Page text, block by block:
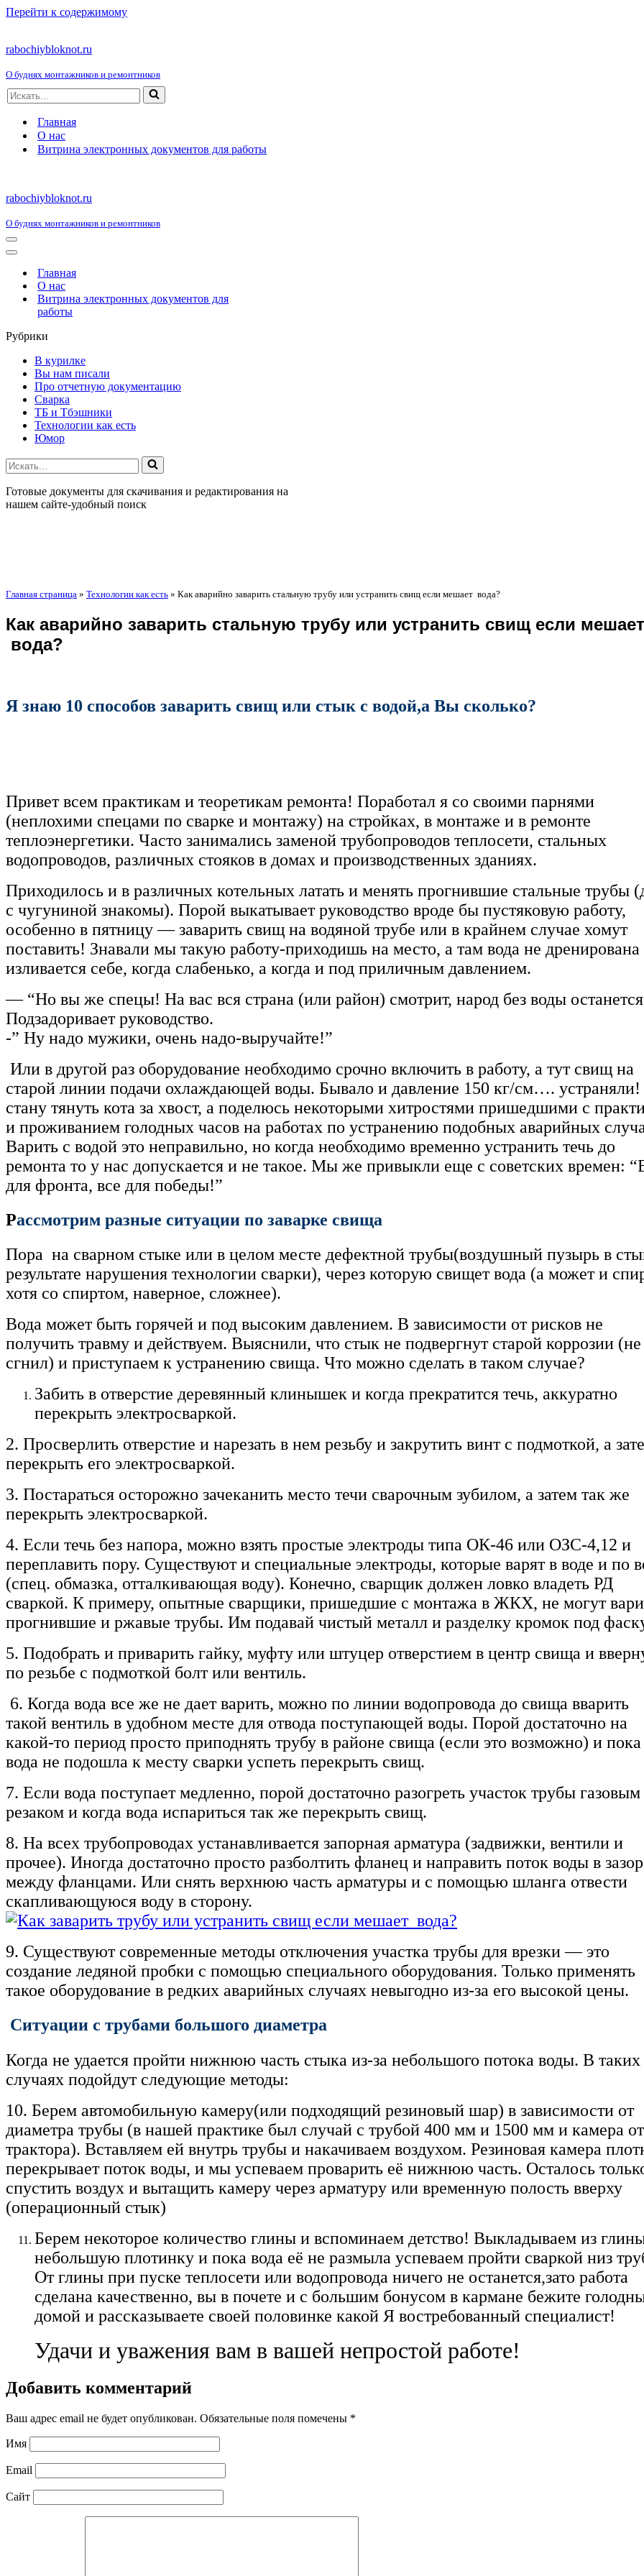
Перейти к содержимому
rabochiybloknot.ru
О буднях монтажников и ремонтников
Искать...
Главная
О нас
Витрина электронных документов для работы
rabochiybloknot.ru
О буднях монтажников и ремонтников
Меню
навигации
Меню
навигацииГлавная
О нас
Витрина электронных документов для
работы
Рубрики
В курилке
Вы нам писали
Про отчетную документацию
Сварка
ТБ и Тбэшники
Технологии как есть
Юмор
Искать...
Готовые документы для скачивания и редактирования на
нашем сайте-удобный поиск
Главная страница » Технологии как есть » Как аварийно заварить стальную трубу или устранить свищ если мешает вода?
Как аварийно заварить стальную трубу или устранить свищ если мешает
вода?
Я знаю 10 способов заварить свищ или стык с водой,а Вы сколько?
Привет всем практикам и теоретикам ремонта! Поработал я со своими парнями
(неплохими спецами по сварке и монтажу) на стройках, в монтаже и в ремонте
теплоэнергетики. Часто занимались заменой трубопроводов теплосети, стальных
водопроводов, различных стояков в домах и производственных зданиях.
Приходилось и в различных котельных латать и менять прогнившие стальные трубы
с чугуниной знакомы). Порой выкатывает руководство вроде бы пустяковую работу,
особенно в пятницу — заварить свищ на водяной трубе или в крайнем случае хомут
поставить! Знавали мы такую работу-приходишь на место, а там вода не дренирована
изливается себе, когда слабенько, а когда и под приличным давлением.
— “Но вы же спецы! На вас вся страна (или район) смотрит, народ без воды
Подзадоривает руководство.
-” Ну надо мужики, очень надо-выручайте!”
Или в другой раз оборудование необходимо срочно включить в работу, а тут свищ на
старой линии подачи охлаждающей воды. Бывало и давление 150 кг/см….
стану тянуть кота за хвост, а поделюсь некоторыми хитростями пришедшими с
и проживанием голодных часов на работах по устранению подобных аварийных
Варить с водой это неправильно, но когда необходимо временно устранить течь до
ремонта то у нас допускается и не такое. Мы же привыкли еще с советских времен:
для фронта, все для победы!”
Рассмотрим разные ситуации по заварке свища
Пора на сварном стыке или в целом месте дефектной трубы(воздушный пузырь в
результате нарушения технологии сварки), через которую свищет вода (а может и
хотя со спиртом, наверное, сложнее).
Вода может быть горячей и под высоким давлением. В зависимости от рисков не
получить травму и действуем. Выяснили, что стык не подвергнут старой коррозии (не
сгнил) и приступаем к устранению свища. Что можно сделать в таком случае?
Забить в отверстие деревянный клинышек и когда прекратится течь, аккуратно
перекрыть электросваркой.
2. Просверлить отверстие и нарезать в нем резьбу и закрутить винт с подмоткой, а
перекрыть его электросваркой.
3. Постараться осторожно зачеканить место течи сварочным зубилом, а затем так же
перекрыть электросваркой.
4. Если течь без напора, можно взять простые электроды типа ОК-46 или ОЗС-4,12 и
переплавить пору. Существуют и специальные электроды, которые варят в воде и по
(спец. обмазка, отталкивающая воду). Конечно, сварщик должен ловко владеть РД
сваркой. К примеру, опытные сварщики, пришедшие с монтажа в ЖКХ, не могут
прогнившие и ржавые трубы. Им подавай чистый металл и разделку кромок под
5. Подобрать и приварить гайку, муфту или штуцер отверстием в центр свища и
по резьбе с подмоткой болт или вентиль.
6. Когда вода все же не дает варить, можно по линии водопровода до свища вварить
такой вентиль в удобном месте для отвода поступающей воды. Порой достаточно на
какой-то период просто приподнять трубу в районе свища (если это возможно) и пока
вода не подошла к месту сварки успеть перекрыть свищ.
7. Если вода поступает медленно, порой достаточно разогреть участок трубы газовым
резаком и когда вода испариться так же перекрыть свищ.
8. На всех трубопроводах устанавливается запорная арматура (задвижки, вентили и
прочее). Иногда достаточно просто разболтить фланец и направить поток воды в зазор
между фланцами. Или снять верхнюю часть арматуры и с помощью шланга отвести
скапливающуюся воду в сторону.
9. Существуют современные методы отключения участка трубы для врезки — это
создание ледяной пробки с помощью специального оборудования. Только применять
такое оборудование в редких аварийных случаях невыгодно из-за его высокой цены.
Ситуации с трубами большого диаметра
Когда не удается пройти нижнюю часть стыка из-за небольшого потока воды. В таких
случаях подойдут следующие методы:
10. Берем автомобильную камеру(или подходящий резиновый шар) в зависимости от
диаметра трубы (в нашей практике был случай с трубой 400 мм и 1500 мм и камера от
трактора). Вставляем ей внутрь трубы и накачиваем воздухом. Резиновая камера
перекрывает поток воды, и мы успеваем проварить её нижнюю часть. Осталось
спустить воздух и вытащить камеру через арматуру или временную полость вверху
(операционный стык)
Берем некоторое количество глины и вспоминаем детство! Выкладываем из
небольшую плотинку и пока вода её не размыла успеваем пройти сваркой низ
От глины при пуске теплосети или водопровода ничего не останется,зато работа
сделана качественно, вы в почете и с большим бонусом в кармане бежите
домой и рассказываете своей половинке какой Я востребованный специалист!
Удачи и уважения вам в вашей непростой работе!
Добавить комментарий
Ваш адрес email не будет опубликован. Обязательные поля помечены *
Имя
Email
Сайт